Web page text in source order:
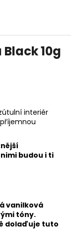
Black 10g
interiér
budou i ti
vanilková
tóny.
dolaďuje tuto